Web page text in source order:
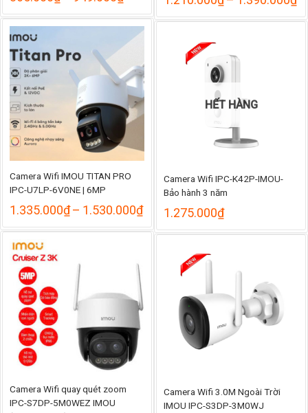
từ
865.000₫
đến
từ
Camera Wifi IMOU TITAN PRO
IPC-U7LP-6V0NE | 6MP
1.335.000₫– 1.530.000₫Khoảng
từ
1.530.000₫
HẾT HÀNG
Camera Wifi IPC-K42P-IMOU-
Bảo hành 3 năm
1.275.000₫
Camera Wifi quay quét zoom
IPC-S7DP-5M0WEZ IMOU
Camera Wifi 3.0M Ngoài Trời
IMOU IPC-S3DP-3M0WJ